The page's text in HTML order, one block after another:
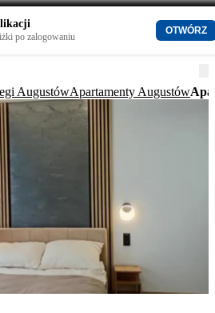
po zalogowaniu
OTWÓRZ
AugustówApartamenty Augustów